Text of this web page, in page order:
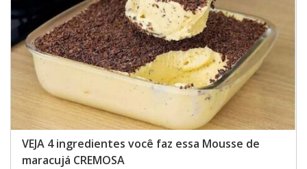
VEJA 4 ingredientes você faz essa Mousse de
maracujá CREMOSA